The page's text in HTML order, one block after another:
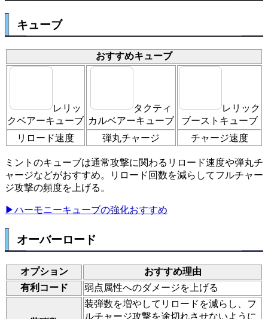
キューブ
おすすめキューブ
レリッ
クベアーキューブ
リロード速度
タクティ
カルベアーキューブ
弾丸チャージ
レリック
ブーストキューブ
チャージ速度
ミントのキューブは通常攻撃に関わるリロード速度や弾丸チ
ャージなどがおすすめ。リロード回数を減らしてフルチャー
ジ攻撃の頻度を上げる。
▶ハーモニーキューブの強化おすすめ
オーバーロード
オプション
おすすめ理由
有利コード
弱点属性へのダメージを上げる
装弾数を増やしてリロードを減らし、フ
ルチャージ攻撃を途切れさせないように